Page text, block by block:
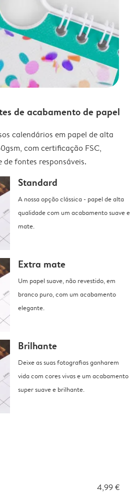
de acabamento de papel
calendários em papel de alta
com certificação FSC,
de fontes responsáveis.
Standard
A nossa opção clássica - papel de alta
qualidade com um acabamento suave e
mate.
Extra mate
Um papel suave, não revestido, em
branco puro, com um acabamento
elegante.
Brilhante
Deixe as suas fotografias ganharem
vida com cores vivas e um acabamento
super suave e brilhante.
4,99 €